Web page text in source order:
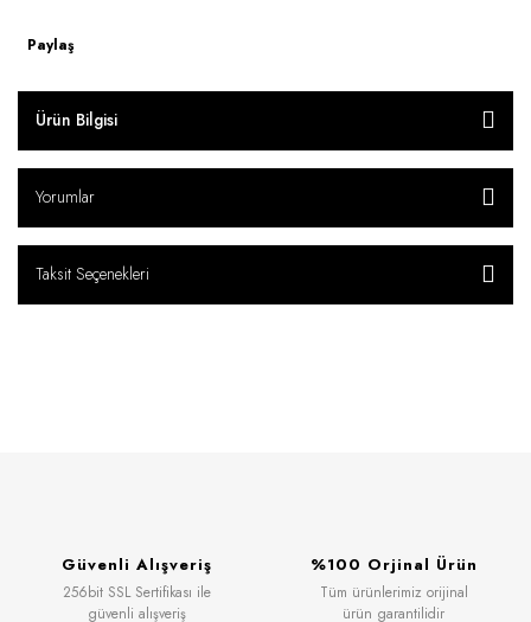
Paylaş
Ürün Bilgisi
Yorumlar
Taksit Seçenekleri
Güvenli Alışveriş
256bit SSL Sertifikası ile
güvenli alışveriş
%100 Orjinal Ürün
Tüm ürünlerimiz orijinal
ürün garantilidir